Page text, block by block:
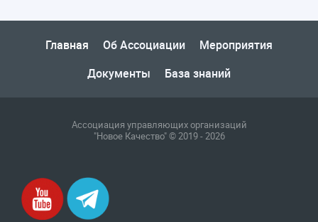
Главная Об Ассоциации
Мероприятия
Документы
База знаний
Ассоциация управляющих организаций
"Новое Качество" © 2019 - 2026